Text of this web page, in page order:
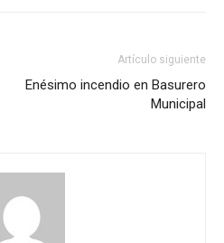
Artículo siguiente
Enésimo incendio en Basurero
Municipal